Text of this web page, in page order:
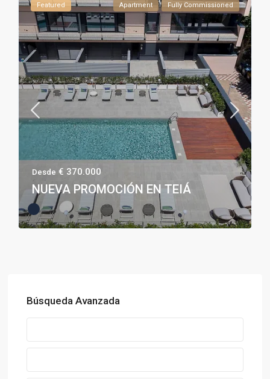
Featured Apartment Fully Commissioned
Desde € 370.000
NUEVA PROMOCIÓN EN TEIÁ
Búsqueda Avanzada